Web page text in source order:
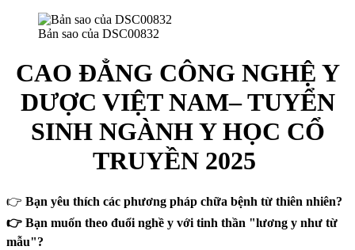
Bản sao của DSC00832
CAO ĐẲNG CÔNG NGHỆ Y
DƯỢC VIỆT NAM– TUYỂN
SINH NGÀNH Y HỌC CỔ
TRUYỀN 2025
👉 Bạn yêu thích các phương pháp chữa bệnh từ thiên nhiên?
👉 Bạn muốn theo đuổi nghề y với tinh thần "lương y như từ
mẫu"?